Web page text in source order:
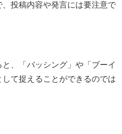
投稿内容や発言には要注意で
、「バッシング」や「ブーイ
て捉えることができるのでは